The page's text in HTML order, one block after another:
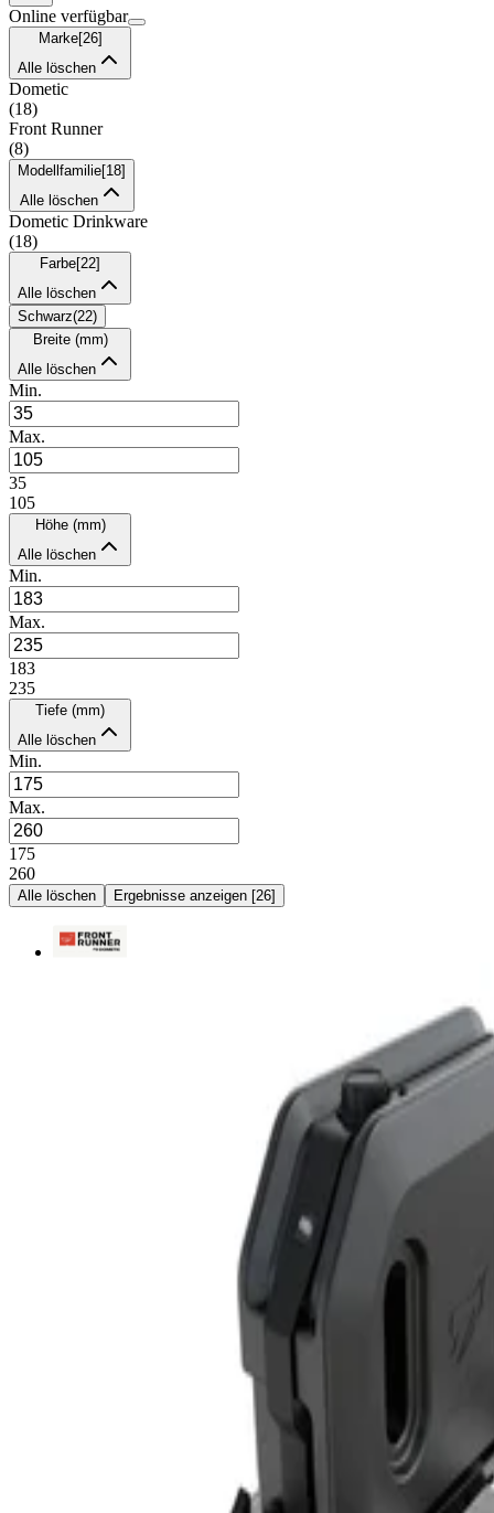
Online verfügbar
Marke[26]
Alle löschen
Dometic
(18)
Front Runner
(8)
Modellfamilie[18]
Alle löschen
Dometic Drinkware
(18)
Farbe[22]
Alle löschen
Schwarz(22)
Breite (mm)
Alle löschen
Min.
Max.
35
105
Höhe (mm)
Alle löschen
Min.
Max.
183
235
Tiefe (mm)
Alle löschen
Min.
Max.
175
260
Alle löschen Ergebnisse anzeigen [26]